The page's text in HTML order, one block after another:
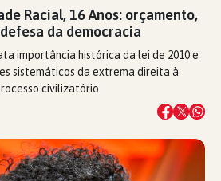
Racial, 16 Anos: orçamento,
da democracia
importância histórica da lei de 2010 e
sistemáticos da extrema direita à
civilizatório